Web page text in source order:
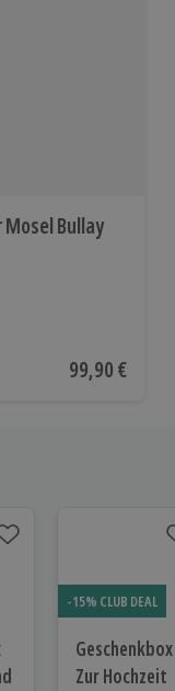
Bullay
Aktueller
99,90 €
-15% CLUB DEAL
Geschenkbox
Zur Hochzeit